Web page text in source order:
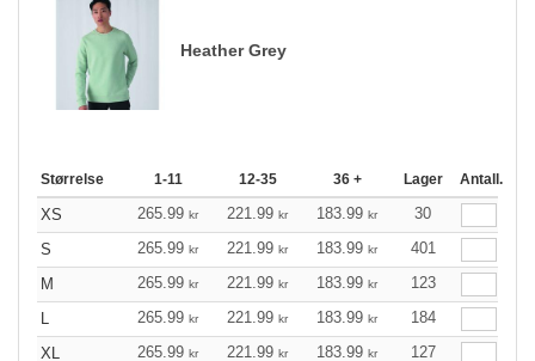
Heather Grey
Størrelse 1-11 12-35 36 + Lager Antall.
XS 265.99 kr 221.99 kr 183.99 kr
30
S
265.99 kr 221.99 kr 183.99 kr
401
M
265.99 kr 221.99 kr 183.99 kr
123
L
265.99 kr 221.99 kr 183.99 kr
184
XL
265.99 kr 221.99 kr 183.99 kr
127